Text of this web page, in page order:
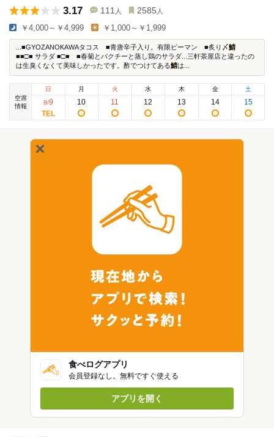
3.17 111 人 2585 人
￥4,000～￥4,999 ￥1,000～￥1,999
...■GYOZANOKAWAタコス ■青唐辛子入り。有限ピーマン ■炙り〆鯖
■■□■ サラダ ■□■ ■春菊とパクチーと蒸し鶏のサラダ...三軒茶屋店と違ったの
は生臭くなくて美味しかったです。酢でつけてある鯖は...
空席
情報
日
8/9
月
10
火
11
水
12
木
13
金
14
土
15
食べログアプリ
会員登録なし。無料ですぐ使える
アプリを開く